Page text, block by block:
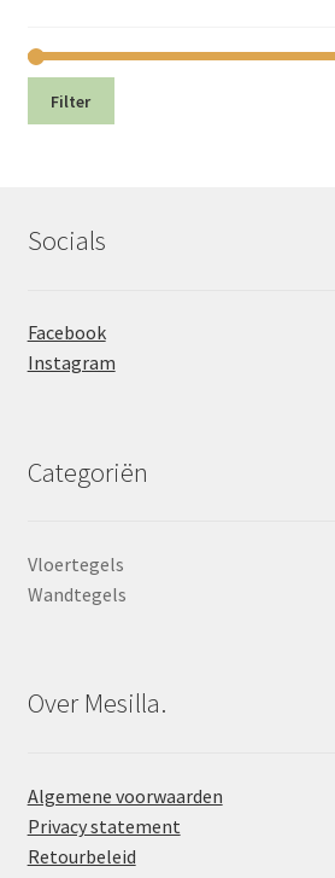
Filter
Socials
Facebook
Instagram
Categoriën
Vloertegels
Wandtegels
Over Mesilla.
Algemene voorwaarden
Privacy statement
Retourbeleid